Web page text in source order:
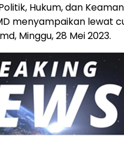
Hukum, dan
menyampaikan lewat
Minggu, 28 Mei 2023.